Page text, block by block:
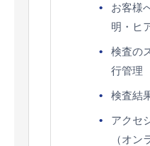
お客様
明・ヒ
検査の
行管理
検査結
アクセ
（オン